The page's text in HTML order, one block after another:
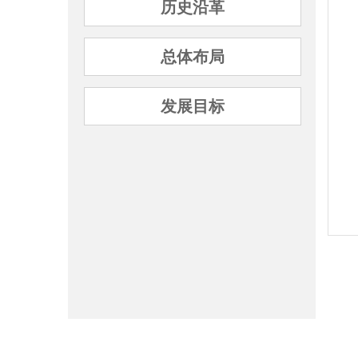
历史沿革
总体布局
发展目标